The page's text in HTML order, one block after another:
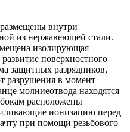
внутри
из нержавеющей стали.
изолирующая
поверхностного
защитных разрядников,
разрушения в момент
молниеотвода находятся
расположены
ионизацию перед
при помощи резьбового